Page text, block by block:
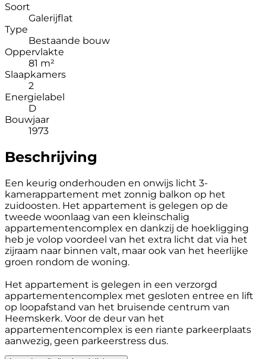
Soort
Galerijflat
Type
Bestaande bouw
Oppervlakte
81 m²
Slaapkamers
2
Energielabel
D
Bouwjaar
1973
Beschrijving
Een keurig onderhouden en onwijs licht 3-
kamerappartement met zonnig balkon op het
zuidoosten. Het appartement is gelegen op de
tweede woonlaag van een kleinschalig
appartementencomplex en dankzij de hoekligging
heb je volop voordeel van het extra licht dat via het
zijraam naar binnen valt, maar ook van het heerlijke
groen rondom de woning.
Het appartement is gelegen in een verzorgd
appartementencomplex met gesloten entree en lift
op loopafstand van het bruisende centrum van
Heemskerk. Voor de deur van het
appartementencomplex is een riante parkeerplaats
aanwezig, geen parkeerstress dus.